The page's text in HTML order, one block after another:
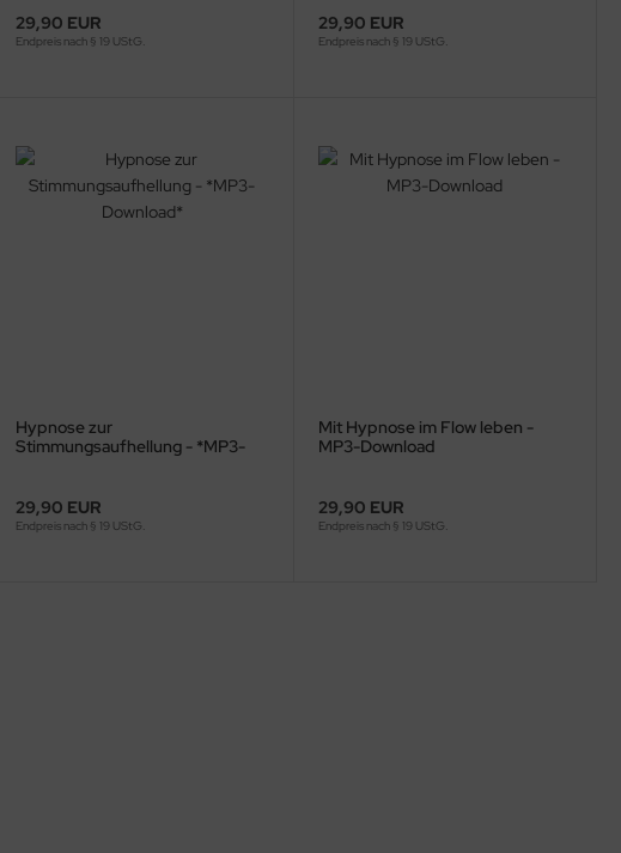
29,90 EUR
Endpreis nach § 19 UStG.
29,90 EUR
Endpreis nach § 19 UStG.
Hypnose zur
Stimmungsaufhellung - *MP3-
29,90 EUR
Endpreis nach § 19 UStG.
Mit Hypnose im Flow leben -
MP3-Download
29,90 EUR
Endpreis nach § 19 UStG.